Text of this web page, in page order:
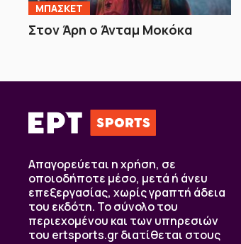
ΜΠΑΣΚΕΤ
Στον Άρη ο Άνταμ Μοκόκα
Απαγορεύεται η χρήση, σε
οποιοδήποτε μέσο, μετά ή άνευ
επεξεργασίας, χωρίς γραπτή άδεια
του εκδότη. Το σύνολο του
περιεχομένου και των υπηρεσιών
του ertsports.gr διατίθεται στους